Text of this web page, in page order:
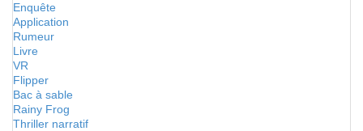
Enquête
Application
Rumeur
Livre
VR
Flipper
Bac à sable
Rainy Frog
Thriller narratif